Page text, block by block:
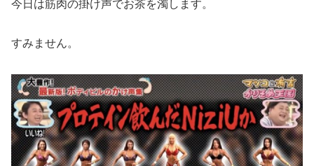
今日は筋肉の掛け声でお茶を濁します。
すみません。